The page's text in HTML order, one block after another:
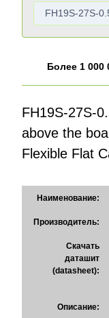
Более 1 000
FH19S-27S-
above the
Flexible Flat
Наименование:
Производитель:
Скачать
даташит
(datasheet):
Описание: